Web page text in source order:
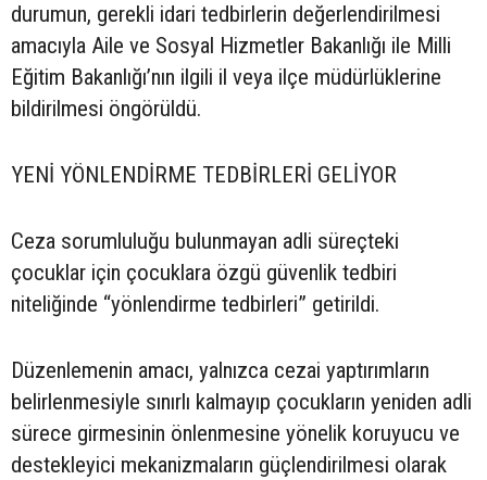
durumun, gerekli idari tedbirlerin değerlendirilmesi
amacıyla Aile ve Sosyal Hizmetler Bakanlığı ile Milli
Eğitim Bakanlığı’nın ilgili il veya ilçe müdürlüklerine
bildirilmesi öngörüldü.
YENİ YÖNLENDİRME TEDBİRLERİ GELİYOR
Ceza sorumluluğu bulunmayan adli süreçteki
çocuklar için çocuklara özgü güvenlik tedbiri
niteliğinde “yönlendirme tedbirleri” getirildi.
Düzenlemenin amacı, yalnızca cezai yaptırımların
belirlenmesiyle sınırlı kalmayıp çocukların yeniden adli
sürece girmesinin önlenmesine yönelik koruyucu ve
destekleyici mekanizmaların güçlendirilmesi olarak